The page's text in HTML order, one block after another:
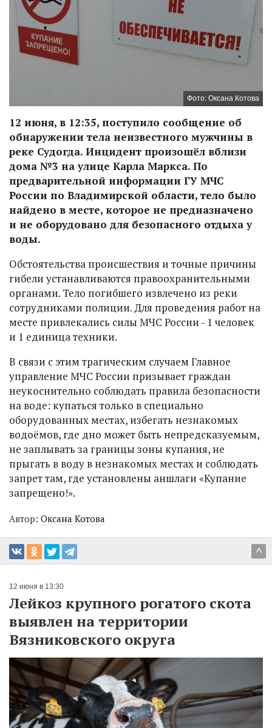
Фото: Оксана Котова
12 июня, в 12:35, поступило сообщение об
обнаружении тела неизвестного мужчины в
реке Судогда. Инцидент произошёл вблизи
дома №3 на улице Карла Маркса. По
предварительной информации ГУ МЧС
России по Владимирской области, тело было
найдено в месте, которое не предназначено
и не оборудовано для безопасного отдыха у
воды.
Обстоятельства происшествия и точные причины
гибели устанавливаются правоохранительными
органами. Тело погибшего извлечено из реки
сотрудниками полиции. Для проведения работ на
месте привлекались силы МЧС России - 1 человек
и 1 единица техники.
В связи с этим трагическим случаем Главное
управление МЧС России призывает граждан
неукоснительно соблюдать правила безопасности
на воде: купаться только в специально
оборудованных местах, избегать незнакомых
водоёмов, где дно может быть непредсказуемым,
не заплывать за границы зоны купания, не
прыгать в воду в незнакомых местах и соблюдать
запрет там, где установлены аншлаги «Купание
запрещено!».
Автор: Оксана Котова
^
12 июня в 13:30
Лейкоз крупного рогатого скота
выявлен на территории
Вязниковского округа